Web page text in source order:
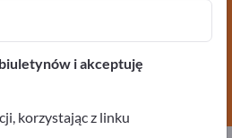
i akceptuję
korzystając z linku